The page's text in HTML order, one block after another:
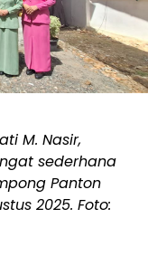
M. Nasir,
sederhana
Panton
2025. Foto: